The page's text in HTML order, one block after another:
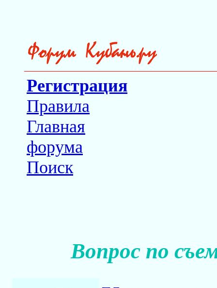
Регистрация
Правила
Главная
форума
Поиск
Вопрос по